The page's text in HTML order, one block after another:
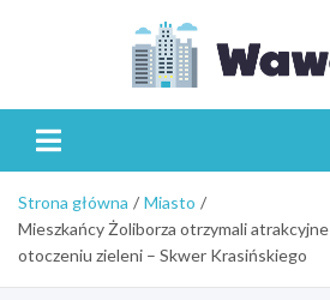
Strona główna
Miasto
Mieszkańcy Żoliborza otrzymali
otoczeniu zieleni – Skwer Krasińskiego